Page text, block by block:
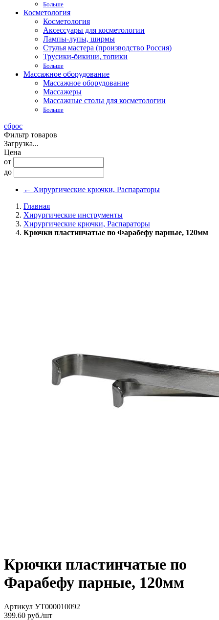
Больше
Косметология
Косметология
Аксессуары для косметологии
Лампы-лупы, ширмы
Стулья мастера (производство Россия)
Трусики-бикини, топики
Больше
Массажное оборудование
Массажное оборудование
Массажеры
Массажные столы для косметологии
Больше
сброс
Фильтр товаров
Загрузка...
Цена
от
до
← Хирургические крючки, Распараторы
Главная
Хирургические инструменты
Хирургические крючки, Распараторы
Крючки пластинчатые по Фарабефу парные, 120мм
Крючки пластинчатые по
Фарабефу парные, 120мм
Артикул УТ000010092
399.60 руб./шт